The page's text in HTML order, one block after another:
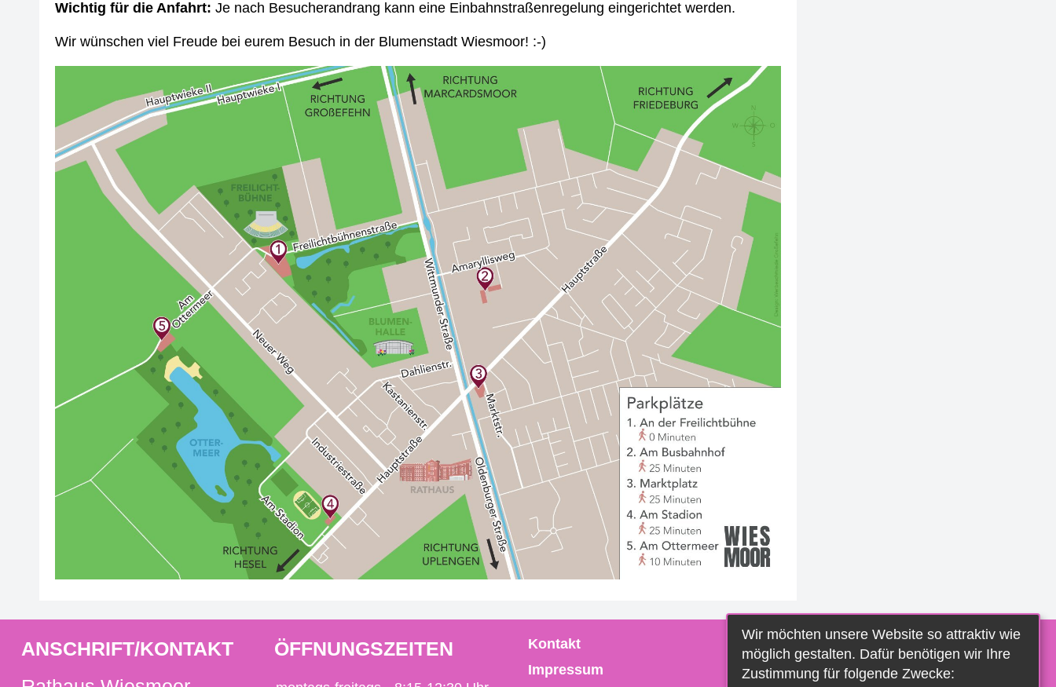
Wichtig für die Anfahrt: Je nach Besucherandrang kann eine Einbahnstraßenregelung eingerichtet werden.
Wir wünschen viel Freude bei eurem Besuch in der Blumenstadt Wiesmoor! :-)
ANSCHRIFT/KONTAKT
ÖFFNUNGSZEITEN
Kontakt
Impressum
Wir möchten unsere Website so attraktiv wie
möglich gestalten. Dafür benötigen wir Ihre
Zustimmung für folgende Zwecke: